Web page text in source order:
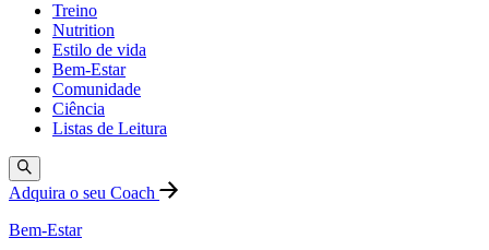
Treino
Nutrition
Estilo de vida
Bem-Estar
Comunidade
Ciência
Listas de Leitura
Adquira o seu Coach
Bem-Estar